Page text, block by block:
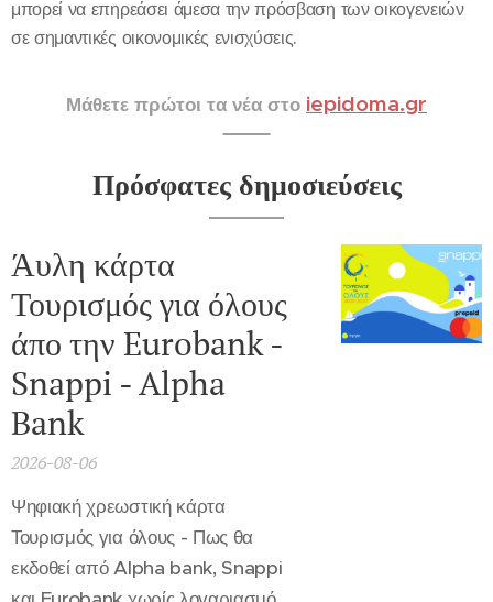
μπορεί να επηρεάσει άμεσα την πρόσβαση των οικογενειών
σε σημαντικές οικονομικές ενισχύσεις.
Μάθετε πρώτοι τα νέα στο iepidoma.gr
Πρόσφατες δημοσιεύσεις
Άυλη κάρτα
Τουρισμός για όλους
άπο την Eurobank -
Snappi - Alpha
Bank
2026-08-06
Ψηφιακή χρεωστική κάρτα
Τουρισμός για όλους - Πως θα
εκδοθεί από Alpha bank, Snappi